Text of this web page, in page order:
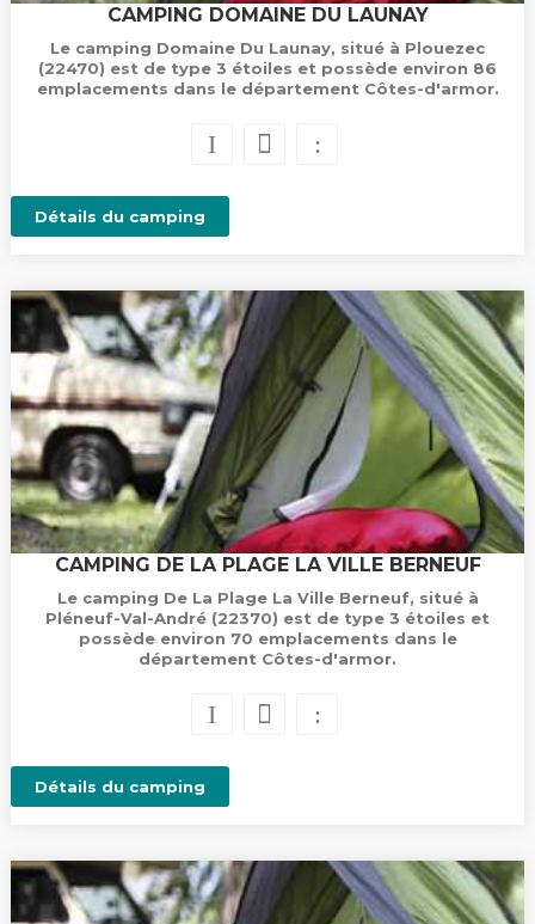
CAMPING DOMAINE DU LAUNAY
Le camping Domaine Du Launay, situé à Plouezec
(22470) est de type 3 étoiles et possède environ 86
emplacements dans le département Côtes-d'armor.
Détails du camping
CAMPING DE LA PLAGE LA VILLE BERNEUF
Le camping De La Plage La Ville Berneuf, situé à
Pléneuf-Val-André (22370) est de type 3 étoiles et
possède environ 70 emplacements dans le
département Côtes-d'armor.
Détails du camping